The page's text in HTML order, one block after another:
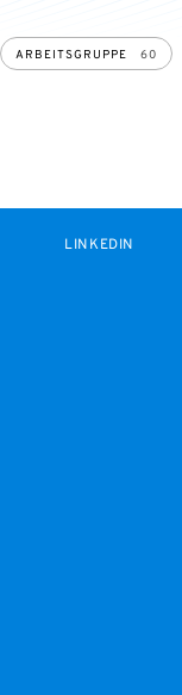
ARBEITSGRUPPE 60
LINKEDIN